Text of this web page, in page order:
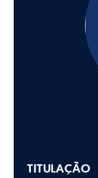
TITULAÇÃO